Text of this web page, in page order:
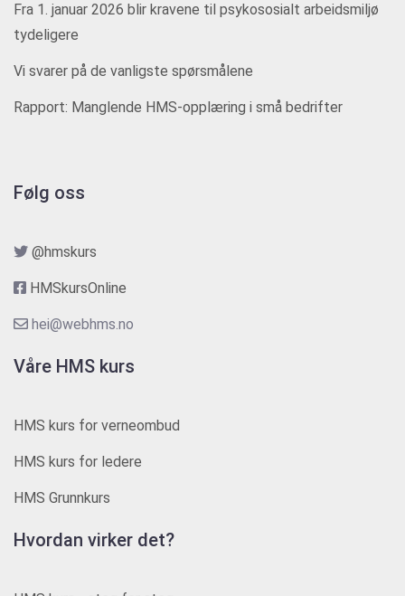
Fra 1. januar 2026 blir kravene til psykososialt arbeidsmiljø
tydeligere
Vi svarer på de vanligste spørsmålene
Rapport: Manglende HMS-opplæring i små bedrifter
Følg oss
@hmskurs
HMSkursOnline
hei@webhms.no
Våre HMS kurs
HMS kurs for verneombud
HMS kurs for ledere
HMS Grunnkurs
Hvordan virker det?